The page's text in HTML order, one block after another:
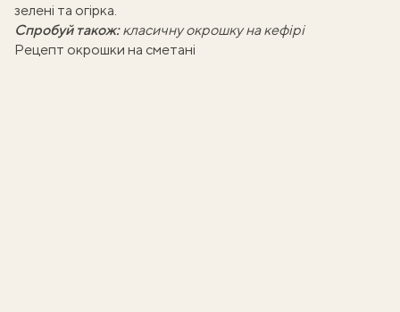
зелені та огірка.
Спробуй також: класичну окрошку на кефірі
Рецепт окрошки на сметані